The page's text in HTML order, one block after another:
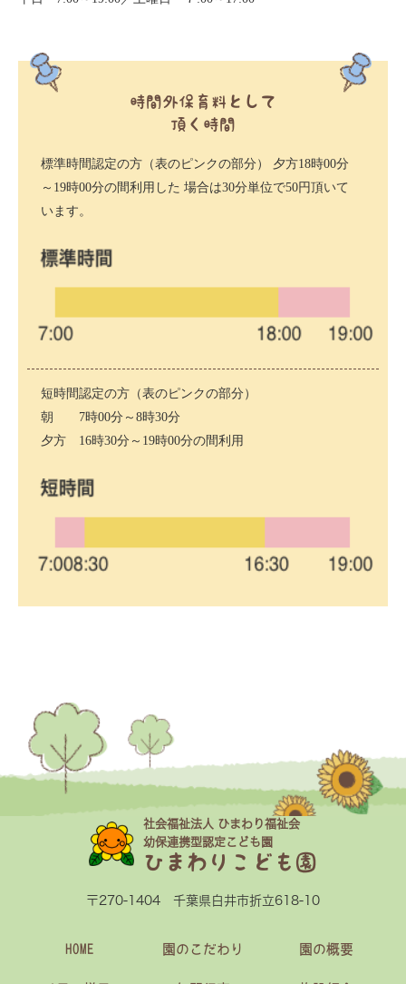
時間外保育料として
頂く時間
標準時間認定の方（表のピンクの部分） 夕方18時00分
～19時00分の間利用した 場合は30分単位で50円頂いて
います。
短時間認定の方（表のピンクの部分）
朝 7時00分～8時30分
夕方 16時30分～19時00分の間利用
社会福祉法人 ひまわり福祉会
幼保連携型認定こども園
ひまわりこども園
〒270-1404 千葉県白井市折立618-10
HOME 園のこだわり 園の概要